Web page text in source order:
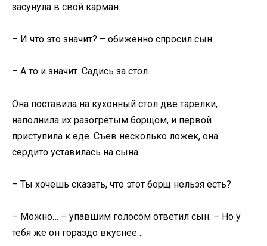
засунула в свой карман.
– И что это значит? – обиженно спросил сын.
– А то и значит. Садись за стол.
Она поставила на кухонный стол две тарелки,
наполнила их разогретым борщом, и первой
приступила к еде. Съев несколько ложек, она
сердито уставилась на сына.
– Ты хочешь сказать, что этот борщ нельзя есть?
– Можно… – упавшим голосом ответил сын. – Но у
тебя же он гораздо вкуснее…